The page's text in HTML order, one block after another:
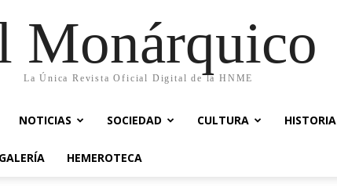
Monárquico
La Única Revista Oficial Digital de la HNME
NOTICIAS SOCIEDAD CULTURA HISTORIA
GALERÍA HEMEROTECA